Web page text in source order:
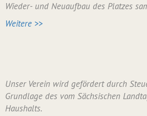
Wieder- und Neuaufbau des Platzes
Weitere >>
Unser Verein wird gefördert durch
Grundlage des vom Sächsischen
Haushalts.